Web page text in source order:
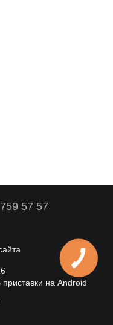
57 57
на Android